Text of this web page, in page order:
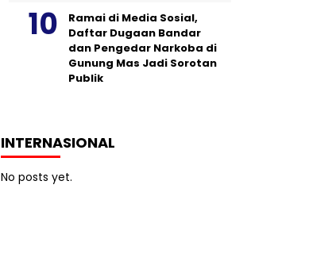
Ramai di Media Sosial,
Daftar Dugaan Bandar
dan Pengedar Narkoba di
Gunung Mas Jadi Sorotan
Publik
INTERNASIONAL
No posts yet.